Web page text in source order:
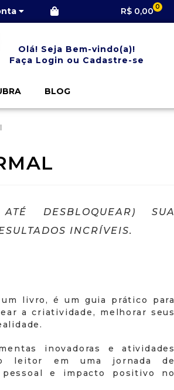
R$0,00 0
Olá! Seja Bem-vindo(a)!
Faça Login ou Cadastre-se
BLOG
DESBLOQUEAR) SUA
INCRÍVEIS.
livro, é um guia prático para
a criatividade, melhorar seus
inovadoras e atividades
leitor em uma jornada de
pessoal e impacto positivo no